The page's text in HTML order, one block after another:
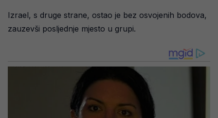
Izrael, s druge strane, ostao je bez osvojenih bodova,
zauzevši posljednje mjesto u grupi.